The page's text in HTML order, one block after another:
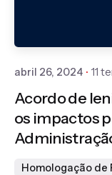
abril 26, 2024 11
Acordo de
os impactos
Homologação de